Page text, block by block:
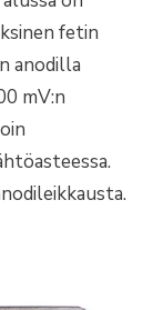
fetin
anodilla
mV:n